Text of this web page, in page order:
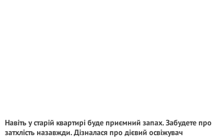
Навіть у старій квартирі буде приємний запах. Забудете про
затхлість назавжди. Дізналася про дієвий освіжувач